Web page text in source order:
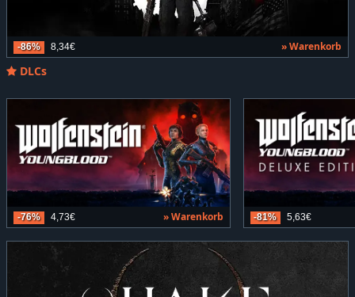
-86% 8,34€ » Warenkorb
DLCs
-76% 4,73€ » Warenkorb -81% 5,63€